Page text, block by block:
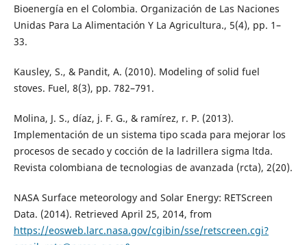
Bioenergía en el Colombia. Organización de Las Naciones
Unidas Para La Alimentación Y La Agricultura., 5(4), pp. 1–
33.
Kausley, S., & Pandit, A. (2010). Modeling of solid fuel
stoves. Fuel, 8(3), pp. 782–791.
Molina, J. S., díaz, j. F. G., & ramírez, r. P. (2013).
Implementación de un sistema tipo scada para mejorar los
procesos de secado y cocción de la ladrillera sigma ltda.
Revista colombiana de tecnologias de avanzada (rcta), 2(20).
NASA Surface meteorology and Solar Energy: RETScreen
Data. (2014). Retrieved April 25, 2014, from
https://eosweb.larc.nasa.gov/cgibin/sse/retscreen.cgi?